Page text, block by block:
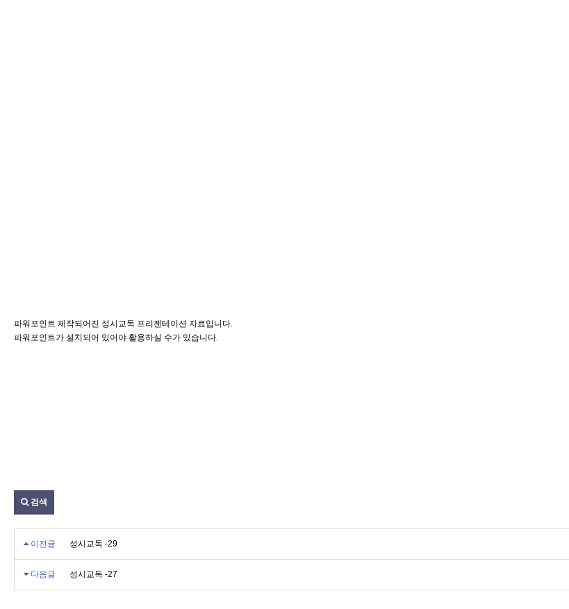
파워포인트 제작되어진 성시교독 프리젠테이션 자료입니다.
파워포인트가 설치되어 있어야 활용하실 수가 있습니다.
검색
이전글 성시교독 -29
다음글 성시교독 -27